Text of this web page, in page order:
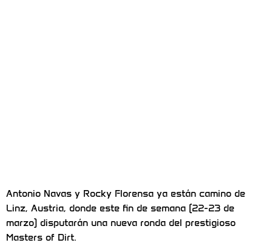
Antonio Navas y Rocky Florensa ya están camino de
Linz, Austria, donde este fin de semana (22-23 de
marzo) disputarán una nueva ronda del prestigioso
Masters of Dirt.